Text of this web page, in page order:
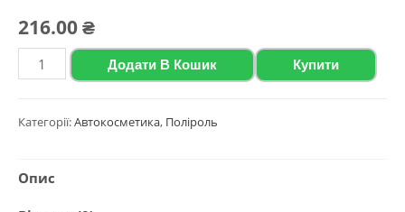
216.00₴
Polychrom
2020
поліроль
пластику
Додати В Кошик Купити
Категорії:Автокосметика, Поліроль
Опис